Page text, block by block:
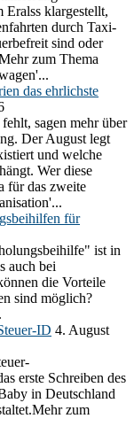
Eralss klargestellt,
durch Taxi-
sind oder
zum Thema
das ehrlichste
sagen mehr über
Der August legt
und welche
Wer diese
für das zweite
für
ist in
auch bei
die Vorteile
sind möglich?
ID 4. August
erste Schreiben des
in Deutschland
zum